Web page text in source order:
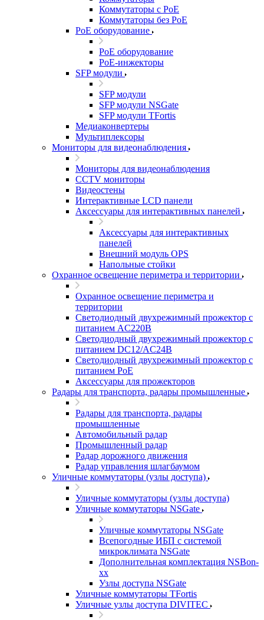
Коммутаторы с PoE
Коммутаторы без PoE
PoE оборудование
PoE оборудование
PoE-инжекторы
SFP модули
SFP модули
SFP модули NSGate
SFP модули TFortis
Медиаконвертеры
Мультиплексоры
Мониторы для видеонаблюдения
Мониторы для видеонаблюдения
CCTV мониторы
Видеостены
Интерактивные LCD панели
Аксессуары для интерактивных панелей
Аксессуары для интерактивных
панелей
Внешний модуль OPS
Напольные стойки
Охранное освещение периметра и территории
Охранное освещение периметра и
территории
Светодиодный двухрежимный прожектор с
питанием AC220В
Светодиодный двухрежимный прожектор с
питанием DC12/AC24В
Светодиодный двухрежимный прожектор с
питанием PoE
Аксессуары для прожекторов
Радары для транспорта, радары промышленные
Радары для транспорта, радары
промышленные
Автомобильный радар
Промышленный радар
Радар дорожного движения
Радар управления шлагбаумом
Уличные коммутаторы (узлы доступа)
Уличные коммутаторы (узлы доступа)
Уличные коммутаторы NSGate
Уличные коммутаторы NSGate
Всепогодные ИБП с системой
микроклимата NSGate
Дополнительная комплектация NSBon-
xx
Узлы доступа NSGate
Уличные коммутаторы TFortis
Уличные узлы доступа DIVITEC